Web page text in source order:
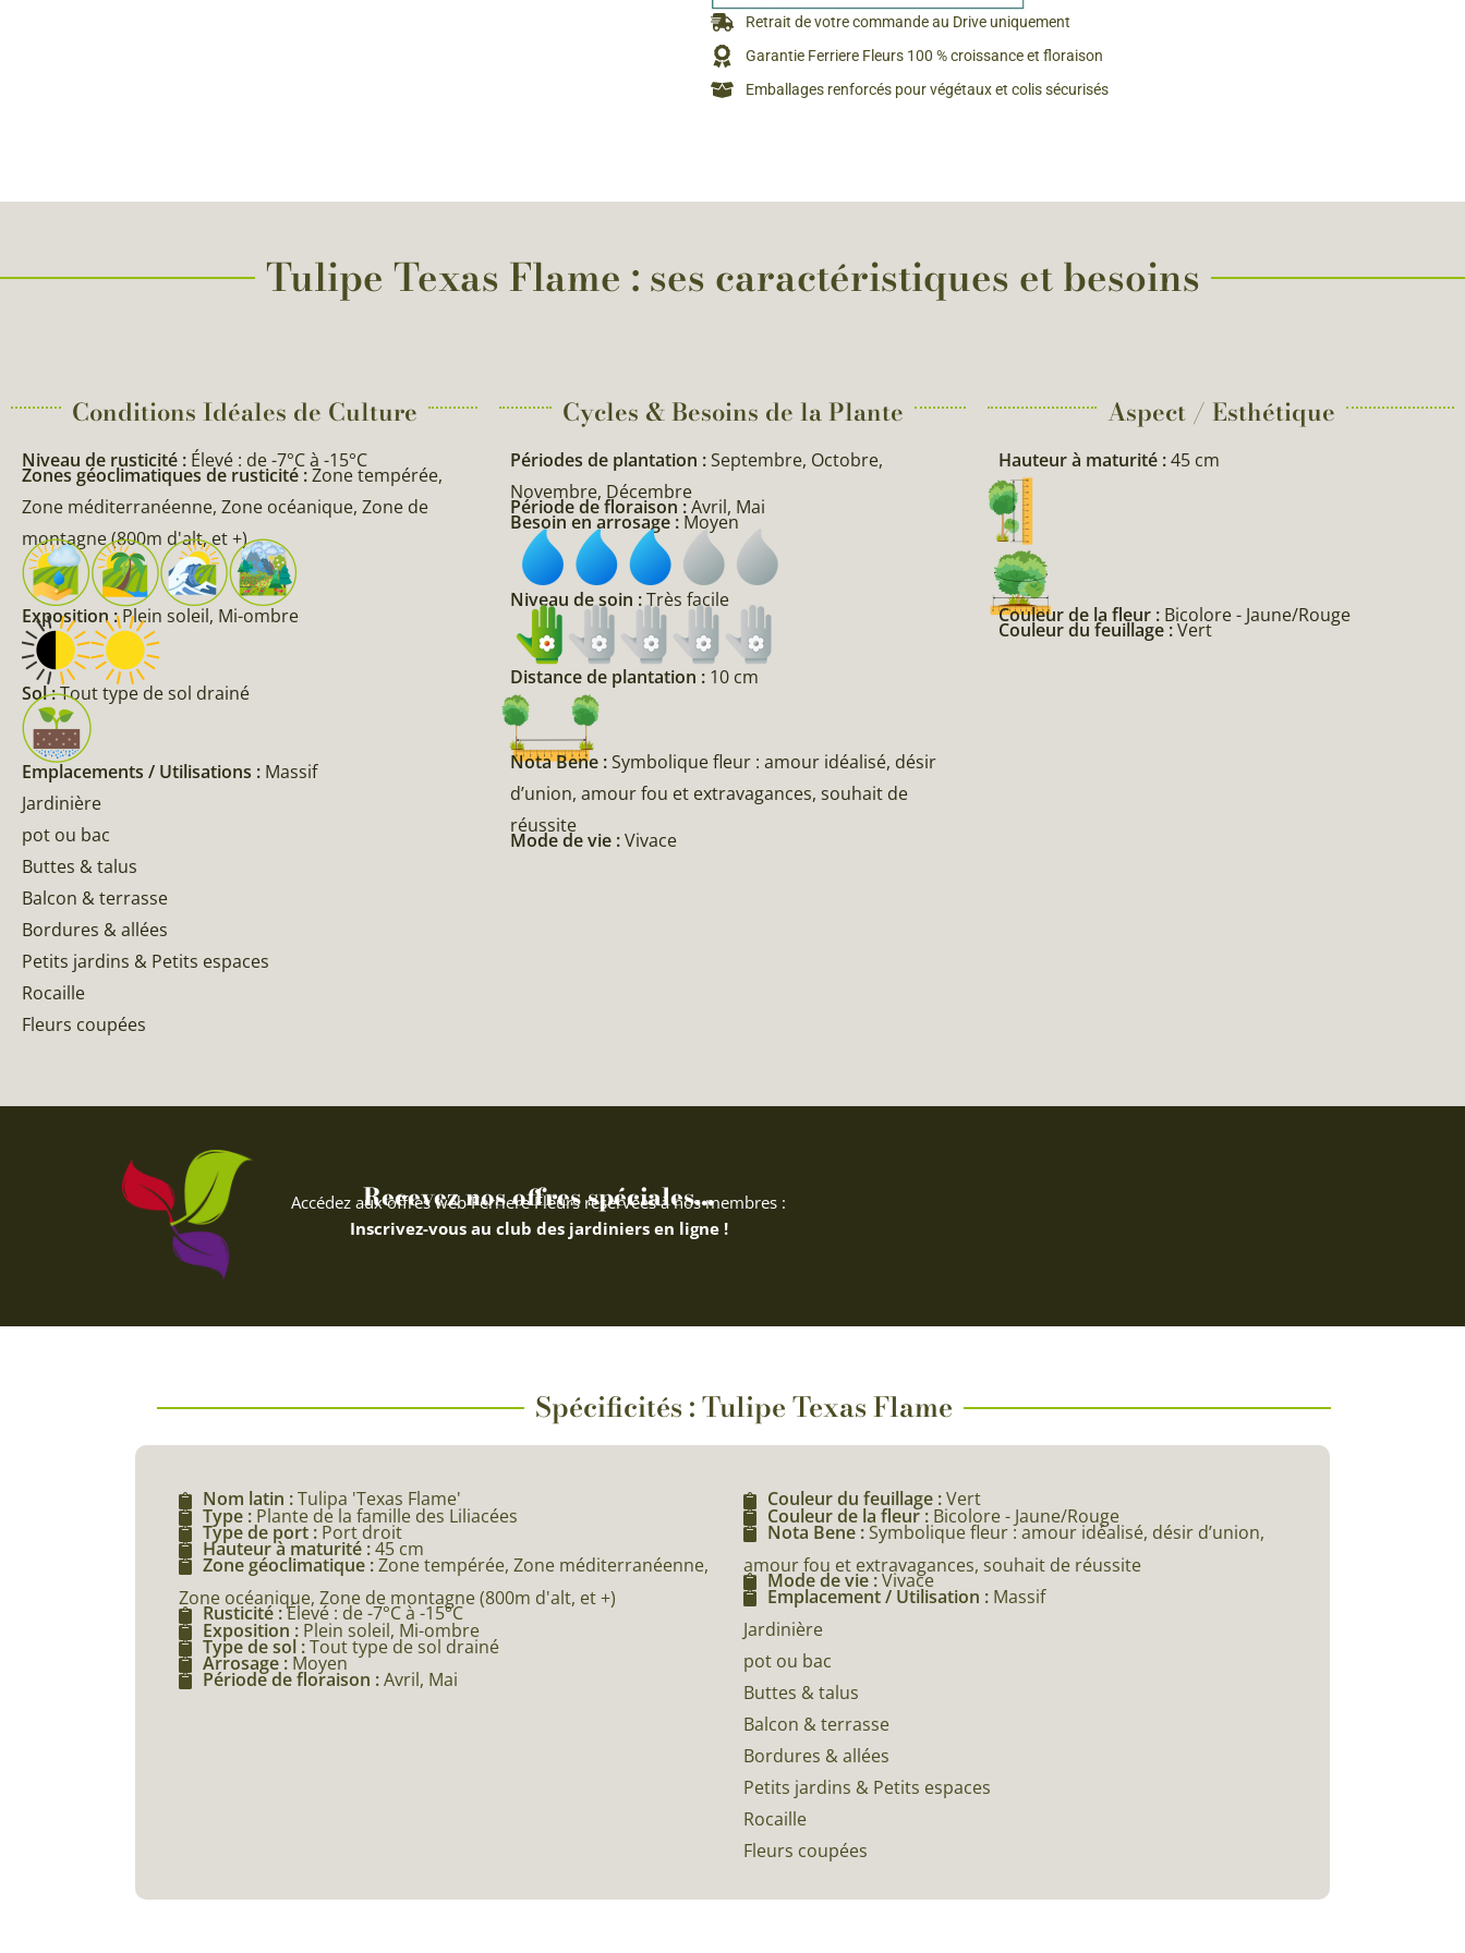
Semences & Graines Spéciales Fraîcheur
d’Antan
Bulbes de fleurs de A à Z
Retrait de votre commande au Drive uniquement
Garantie Ferriere Fleurs 100 % croissance et floraison
Emballages renforcés pour végétaux et colis sécurisés
Tulipe Texas Flame : ses caractéristiques et besoins
Conditions Idéales de Culture
Niveau de rusticité : Élevé : de -7°C à -15°C
Zones géoclimatiques de rusticité :Zone tempérée,
Zone méditerranéenne, Zone océanique, Zone de
montagne (800m d'alt, et +)
Exposition :Plein soleil, Mi-ombre
Sol :Tout type de sol drainé
Emplacements / Utilisations : Massif
Jardinière
pot ou bac
Buttes & talus
Balcon & terrasse
Bordures & allées
Petits jardins & Petits espaces
Rocaille
Fleurs coupées
Cycles & Besoins de la Plante​
Périodes de plantation :Septembre, Octobre,
Novembre, Décembre
Période de floraison :Avril, Mai
Besoin en arrosage : Moyen
Niveau de soin :Très facile
Distance de plantation : 10 cm
Nota Bene :Symbolique fleur : amour idéalisé, désir
d’union, amour fou et extravagances, souhait de
réussite
Mode de vie :Vivace
Aspect / Esthétique
Hauteur à maturité :45 cm
Couleur de la fleur : Bicolore - Jaune/Rouge
Couleur du feuillage :Vert
Recevez nos offres spéciales...
Accédez aux offres web Ferriere Fleurs réservées à nos membres :
Inscrivez-vous au club des jardiniers en ligne !
Spécificités : Tulipe Texas Flame
Nom latin :Tulipa 'Texas Flame'
Type : Plante de la famille des Liliacées
Type de port : Port droit
Hauteur à maturité :45 cm
Zone géoclimatique :Zone tempérée, Zone méditerranéenne,
Zone océanique, Zone de montagne (800m d'alt, et +)
Rusticité :Élevé : de -7°C à -15°C
Exposition : Plein soleil, Mi-ombre
Type de sol :Tout type de sol drainé
Arrosage : Moyen
Période de floraison :Avril, Mai
Couleur du feuillage :Vert
Couleur de la fleur : Bicolore - Jaune/Rouge
Nota Bene :Symbolique fleur : amour idéalisé, désir d’union,
amour fou et extravagances, souhait de réussite
Mode de vie :Vivace
Emplacement / Utilisation : Massif
Jardinière
pot ou bac
Buttes & talus
Balcon & terrasse
Bordures & allées
Petits jardins & Petits espaces
Rocaille
Fleurs coupées